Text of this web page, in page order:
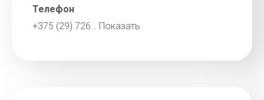
Телефон
+375 (29) 726… Показать